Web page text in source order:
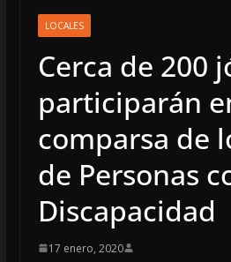
LOCALES
Cerca de 200
participarán
comparsa de
de Personas
Discapacidad
17 enero, 2020